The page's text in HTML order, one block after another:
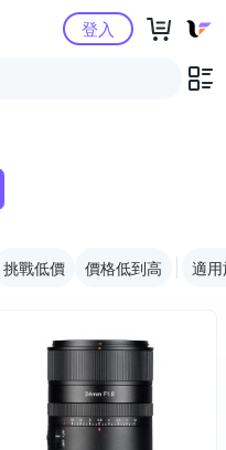
購物中心登入
挑戰低價 價格低到高 適